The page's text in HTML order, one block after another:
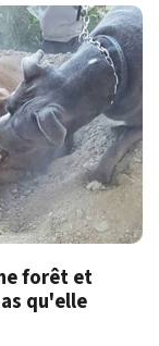
forêt et
qu'elle